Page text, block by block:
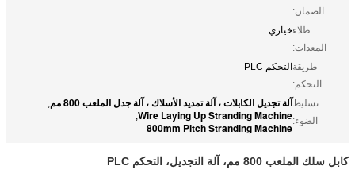
الضمان:
طلاء
المعدات:
خياري
طريقة
التحكم:
التحكم PLC
تسليط
الضوء:
آلة تجديل الكابلات ، آلة تمديد الأسلاك ، آلة جدل الملعب 800 مم ,
Wire Laying Up Stranding Machine
,
800mm Pitch Stranding Machine
كابل سلك الملعب 800 مم، آلة التجديل، التحكم PLC